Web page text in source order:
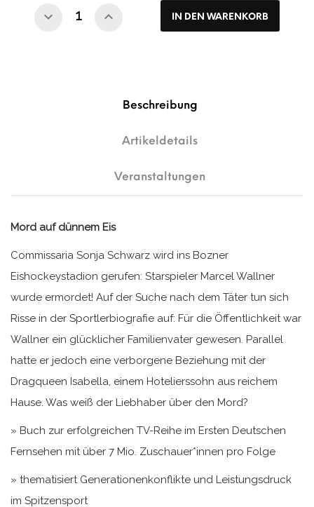
IN DEN WARENKORB
Beschreibung
Artikeldetails
Veranstaltungen
Mord auf dünnem Eis
Commissaria Sonja Schwarz wird ins Bozner
Eishockeystadion gerufen: Starspieler Marcel Wallner
wurde ermordet! Auf der Suche nach dem Täter tun sich
Risse in der Sportlerbiografie auf: Für die Öffentlichkeit war
Wallner ein glücklicher Familienvater gewesen. Parallel
hatte er jedoch eine verborgene Beziehung mit der
Dragqueen Isabella, einem Hotelierssohn aus reichem
Hause. Was weiß der Liebhaber über den Mord?
» Buch zur erfolgreichen TV-Reihe im Ersten Deutschen
Fernsehen mit über 7 Mio. Zuschauer*innen pro Folge
» thematisiert Generationenkonflikte und Leistungsdruck
im Spitzensport